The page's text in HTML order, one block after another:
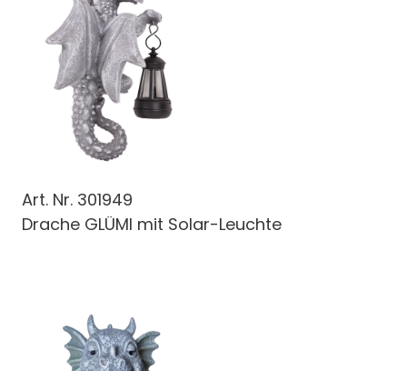
Art. Nr. 301949
Drache GLÜMI mit Solar-Leuchte